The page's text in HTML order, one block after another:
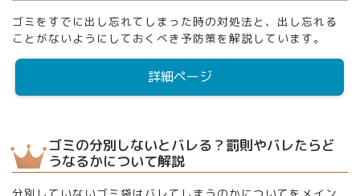
ゴミをすでに出し忘れてしまった時の対処法と、出し忘れる
ことがないようにしておくべき予防策を解説しています。
詳細ページ
ゴミの分別しないとバレる？罰則やバレたらど
うなるかについて解説